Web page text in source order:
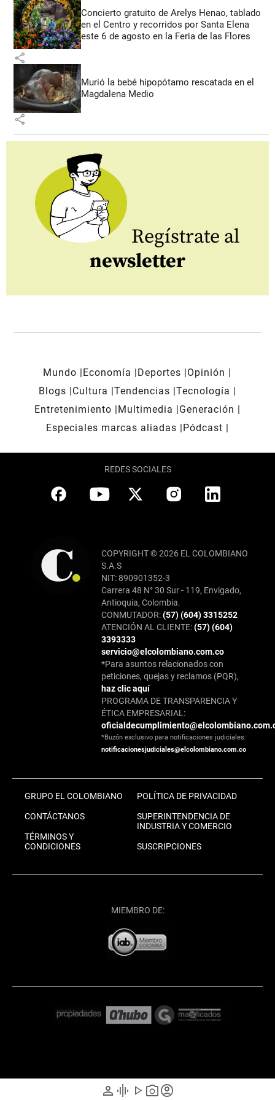
person graphic_eq play_arrow photo_cameraaccount_circle
Concierto gratuito de Arelys Henao, tablado
en el Centro y recorridos por Santa Elena
este 6 de agosto en la Feria de las Flores
share
Murió la bebé hipopótamo rescatada en el
Magdalena Medio
share
Regístrate al
newsletter
Mundo Economía Deportes
Opinión
Blogs
Cultura Tendencias Tecnología
Entretenimiento
Multimedia
Generación
Especiales marcas aliadas
Pódcast
REDES SOCIALES
COPYRIGHT © 2026 EL COLOMBIANO
S.A.S
NIT: 890901352-3
Carrera 48 N° 30 Sur - 119, Envigado,
Antioquia, Colombia.
CONMUTADOR:(57) (604) 3315252
ATENCIÓN AL CLIENTE:(57) (604)
3393333
servicio@elcolombiano.com.co
*Para asuntos relacionados con
peticiones, quejas y reclamos (PQR),
haz clic aquí
PROGRAMA DE TRANSPARENCIA Y
ÉTICA EMPRESARIAL:
*Buzón exclusivo para notificaciones judiciales:
notificacionesjudiciales@elcolombiano.com.co
GRUPO EL COLOMBIANO
CONTÁCTANOS
TÉRMINOS Y
CONDICIONES
POLÍTICA DE PRIVACIDAD
SUPERINTENDENCIA DE
INDUSTRIA Y COMERCIO
SUSCRIPCIONES
MIEMBRO DE: